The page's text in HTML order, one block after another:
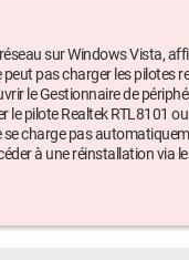
sur Windows Vista,
pas charger les pilotes
le Gestionnaire de
le pilote Realtek RTL8101
charge pas
à une réinstallation via